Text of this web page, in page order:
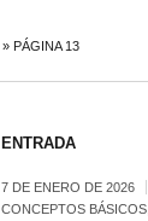
» PÁGINA 13
ENTRADA
7 DE ENERO DE 2026
CONCEPTOS BÁSICOS